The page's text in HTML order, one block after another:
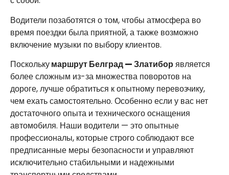
Водители позаботятся о том, чтобы атмосфера во
время поездки была приятной, а также возможно
включение музыки по выбору клиентов.
Посколькумаршрут Белград — Златибор является
более сложным из-за множества поворотов на
дороге, лучше обратиться к опытному перевозчику,
чем ехать самостоятельно. Особенно если у вас нет
достаточного опыта и технического оснащения
автомобиля. Наши водители — это опытные
профессионалы, которые строго соблюдают все
предписанные меры безопасности и управляют
исключительно стабильными и надежными